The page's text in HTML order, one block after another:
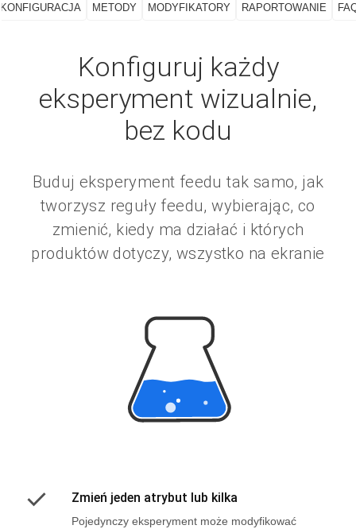
KONFIGURACJA METODY MODYFIKATORY RAPORTOWANIE
Konfiguruj każdy
eksperyment wizualnie,
bez kodu
Buduj eksperyment feedu tak samo, jak
tworzysz reguły feedu, wybierając, co
zmienić, kiedy ma działać i których
produktów dotyczy, wszystko na ekranie
Zmień jeden atrybut lub kilka
Pojedynczy eksperyment może modyfikować